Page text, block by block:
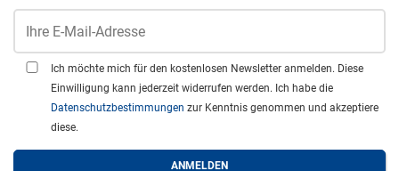
Ich möchte mich für den kostenlosen Newsletter anmelden. Diese
Einwilligung kann jederzeit widerrufen werden. Ich habe die
Datenschutzbestimmungen zur Kenntnis genommen und akzeptiere
diese.